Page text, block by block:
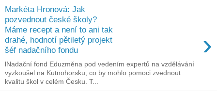
Markéta Hronová: Jak
pozvednout české školy?
Máme recept a není to ani tak
drahé, hodnotí pětiletý projekt
šéf nadačního fondu
›
lNadační fond Eduzměna pod vedením expertů na vzdělávání
vyzkoušel na Kutnohorsku, co by mohlo pomoci zvednout
kvalitu škol v celém Česku. T...